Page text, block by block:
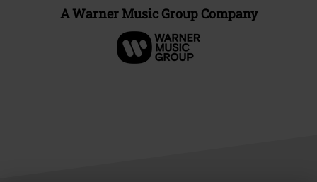
A Warner Music Group Company